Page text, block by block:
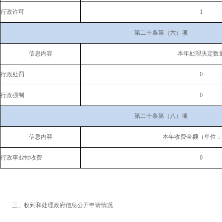
行政许可 1
第二十条第（六）项
信息内容 本年处理决定数
行政处罚 0
行政强制 0
第二十条第（八）项
信息内容 本年收费金额（单位：
行政事业性收费 0
三、收到和处理政府信息公开申请情况